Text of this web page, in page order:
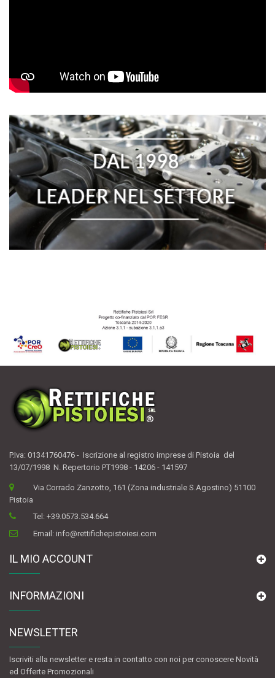
P.Iva: 01341760476 - Iscrizione al registro imprese di Pistoia del
13/07/1998 N. Repertorio PT1998 - 14206 - 141597
Via Corrado Zanzotto, 161 (Zona industriale S.Agostino) 51100
Pistoia
Tel:+39.0573.534.664
Email:info@rettifichepistoiesi.com
IL MIO ACCOUNT
INFORMAZIONI
NEWSLETTER
Iscriviti alla newsletter e resta in contatto con noi per conoscere Novità
ed Offerte Promozionali